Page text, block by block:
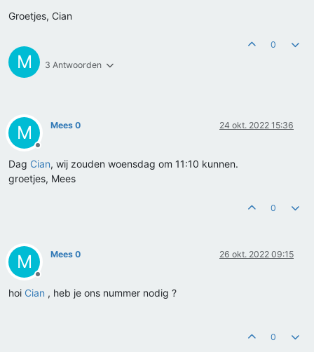
Groetjes, Cian
M 3 Antwoorden
0
M
Offline
Mees 0 24 okt. 2022 15:36
Dag Cian, wij zouden woensdag om 11:10 kunnen.
groetjes, Mees
0
M
Offline
Mees 0 26 okt. 2022 09:15
hoi Cian , heb je ons nummer nodig ?
0